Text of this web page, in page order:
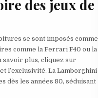
des jeux de
se sont imposés comme
comme la Ferrari F40 ou la
savoir plus, cliquez sur
l’exclusivité. La Lamborghini
dès les années 80, séduisant